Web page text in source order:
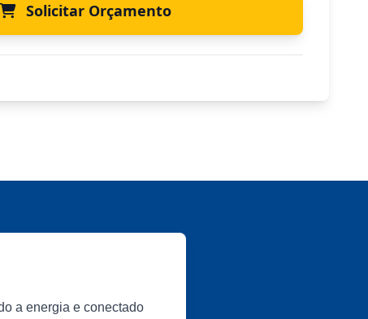
Solicitar Orçamento
a energia e conectado